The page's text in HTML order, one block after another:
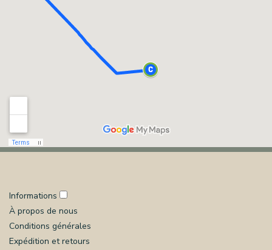
Informations
À propos de nous
Conditions générales
Expédition et retours